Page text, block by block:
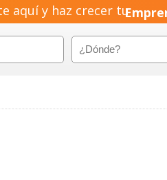
aquí y haz crecer tu